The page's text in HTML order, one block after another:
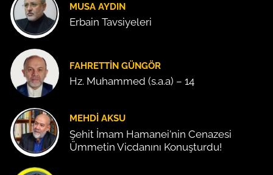
MUSA AYDIN
Erbain Tavsiyeleri
FAHRETTIN GÜNGÖR
Hz. Muhammed (s.a.a) – 14
MEHDI AKSU
Şehit İmam Hamanei'nin Cenazesi
Ümmetin Vicdanını Konuşturdu!